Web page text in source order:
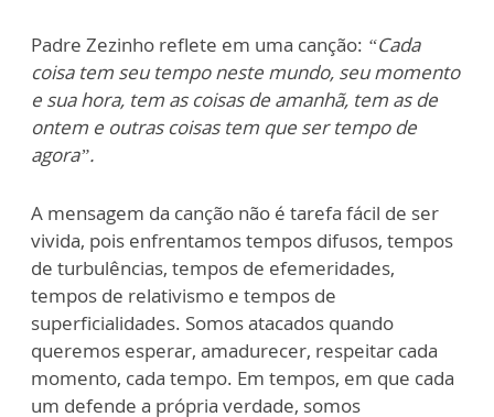
Padre Zezinho reflete em uma canção: “Cada
coisa tem seu tempo neste mundo, seu momento
e sua hora, tem as coisas de amanhã, tem as de
ontem e outras coisas tem que ser tempo de
agora”.
A mensagem da canção não é tarefa fácil de ser
vivida, pois enfrentamos tempos difusos, tempos
de turbulências, tempos de efemeridades,
tempos de relativismo e tempos de
superficialidades. Somos atacados quando
queremos esperar, amadurecer, respeitar cada
momento, cada tempo. Em tempos, em que cada
um defende a própria verdade, somos